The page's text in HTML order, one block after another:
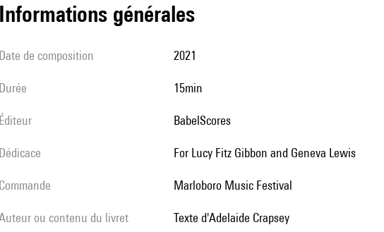
informations générales
date de composition 2021
durée 15min
éditeur BabelScores
Dédicace for Lucy Fitz Gibbon and Geneva Lewis
Commande Marloboro Music Festival
Auteur ou contenu du livret texte d'Adelaide Crapsey